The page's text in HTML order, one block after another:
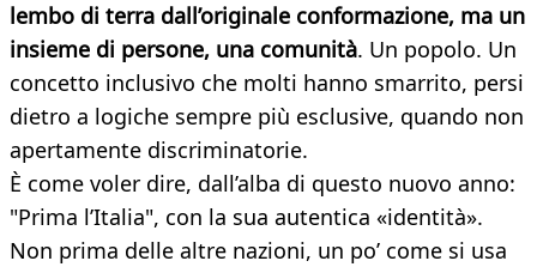
lembo di terra dall’originale conformazione, ma un
insieme di persone, una comunità. Un popolo. Un
concetto inclusivo che molti hanno smarrito, persi
dietro a logiche sempre più esclusive, quando non
apertamente discriminatorie.
È come voler dire, dall’alba di questo nuovo anno:
"Prima l’Italia", con la sua autentica «identità».
Non prima delle altre nazioni, un po’ come si usa